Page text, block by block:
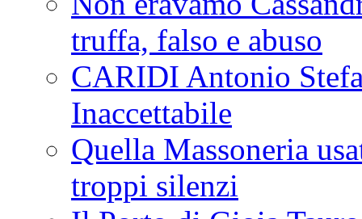
truffa, falso e abuso
CARIDI Antonio
Inaccettabile
Quella Massoneria
troppi silenzi